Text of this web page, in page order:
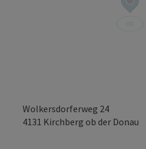
Wolkersdorferweg 24
4131 Kirchberg ob der Donau